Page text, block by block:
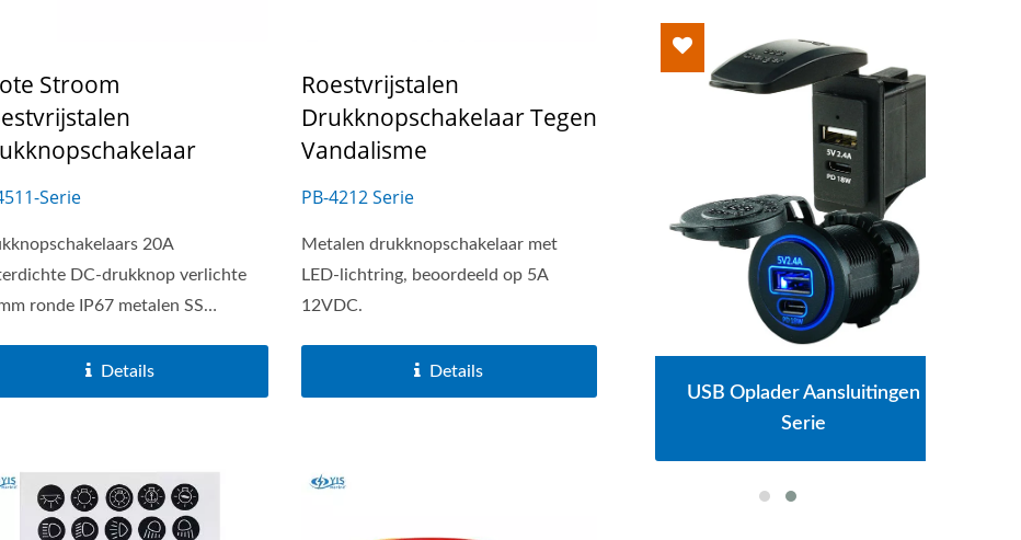
Stroom
Serie
20A
DC-drukknop verlichte
ronde IP67 metalen SS
Details
Roestvrijstalen
Drukknopschakelaar Tegen
Vandalisme
PB-4212 Serie
Metalen drukknopschakelaar met
LED-lichtring, beoordeeld op 5A
12VDC.
Details
USB Oplader Aansluitingen
Hoofdaccuschakelaars Serie
USB Oplader Aansluitingen
Serie